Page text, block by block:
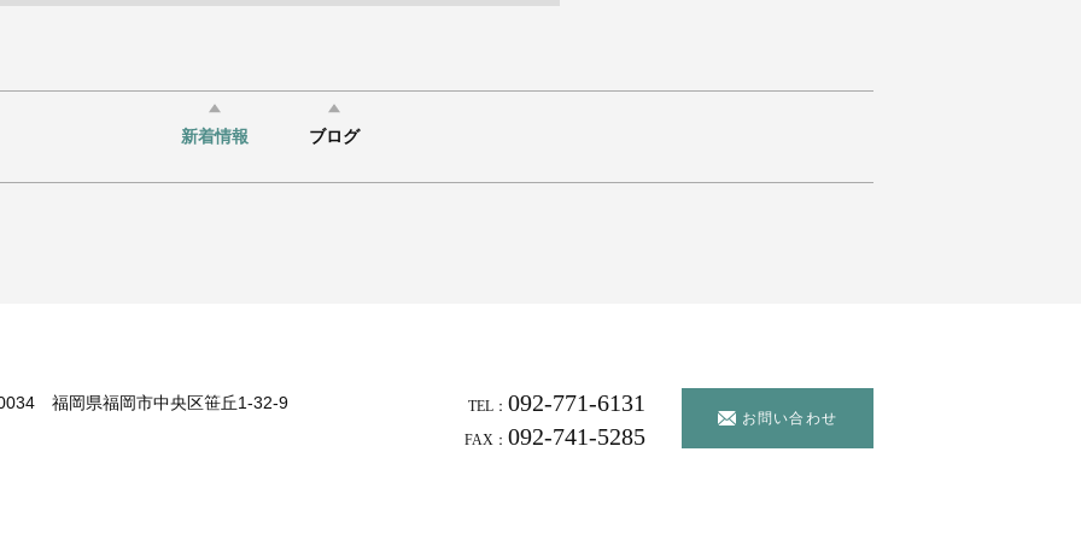
新着情報 ブログ
福岡県福岡市中央区笹丘1-32-9 TEL： 092-771-6131
FAX： 092-741-5285
お問い合わせ